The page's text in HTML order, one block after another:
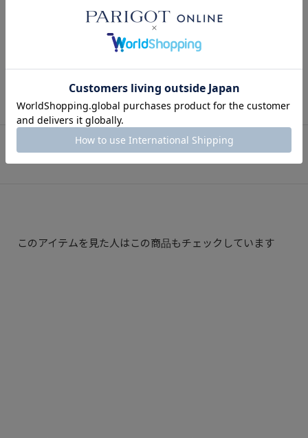
クラシコスタイルのすすめ – 初夏に着たい、大
人のジャケットコーディネート –
関連スナップ
このアイテムを見た人はこの商品もチェックしています